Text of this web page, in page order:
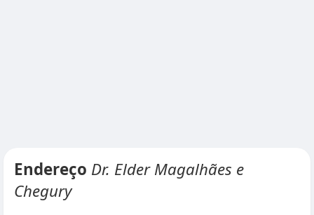
Endereço Dr. Elder Magalhães e
Chegury